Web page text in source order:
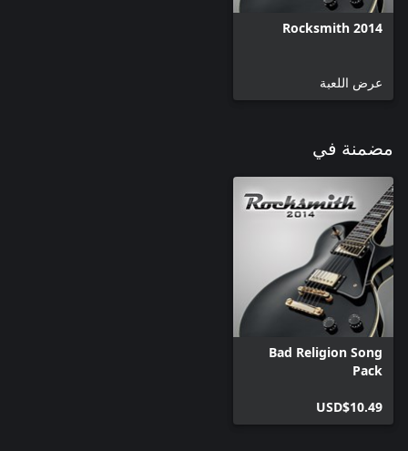
Rocksmith 2014
عرض اللعبة
مضمنة في
Bad Religion Song
Pack
USD$10.49